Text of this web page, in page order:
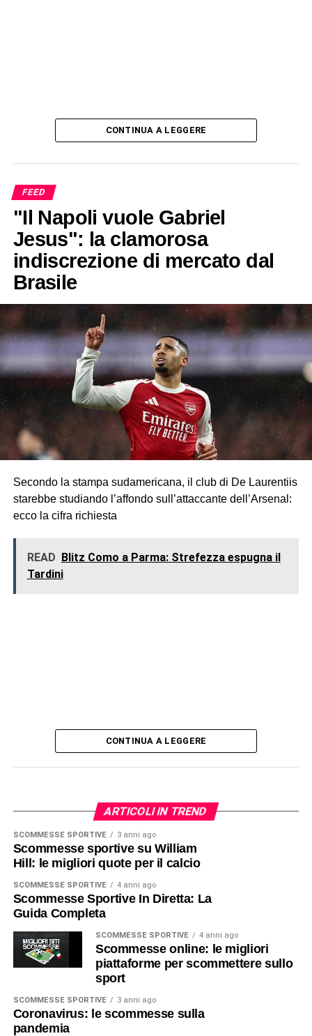
CONTINUA A LEGGERE
FEED
"Il Napoli vuole Gabriel
Jesus": la clamorosa
indiscrezione di mercato dal
Brasile
Secondo la stampa sudamericana, il club di De Laurentiis
starebbe studiando l’affondo sull’attaccante dell’Arsenal:
ecco la cifra richiesta
READ Blitz Como a Parma: Strefezza espugna il
Tardini
CONTINUA A LEGGERE
ARTICOLI IN TREND
SCOMMESSE SPORTIVE 3 anni ago
Scommesse sportive su William
Hill: le migliori quote per il calcio
SCOMMESSE SPORTIVE 4 anni ago
Scommesse Sportive In Diretta: La
Guida Completa
SCOMMESSE SPORTIVE 4 anni ago
Scommesse online: le migliori
piattaforme per scommettere sullo
sport
SCOMMESSE SPORTIVE 3 anni ago
Coronavirus: le scommesse sulla
pandemia